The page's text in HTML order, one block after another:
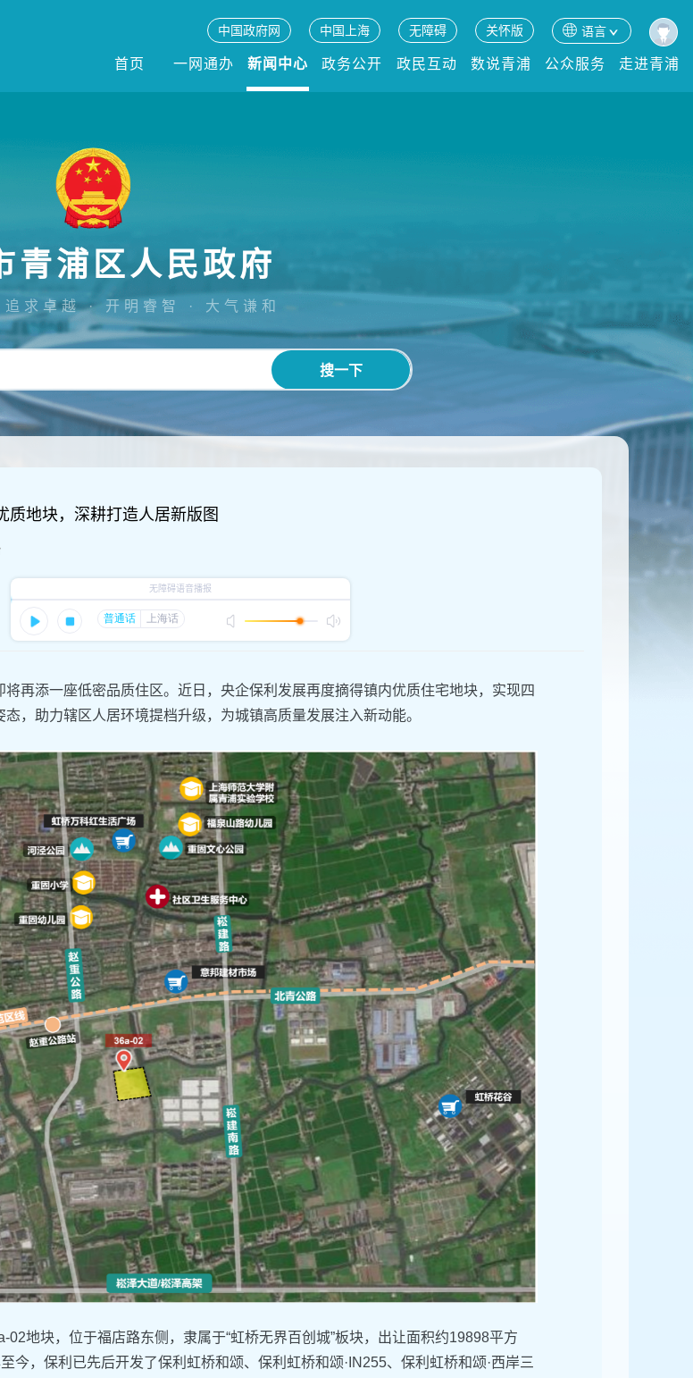
中国政府网 中国上海 无障碍 关怀版 语言
首页 一网通办 新闻中心 政务公开 政民互动 数说青浦 公众服务 走进青浦
青浦区人民政府
求卓越 · 开明睿智 · 大气谦和
搜一下
质地块，深耕打造人居新版图
将再添一座低密品质住区。近日，央企保利发展再度摘得镇内优质住宅地块，实现四
，助力辖区人居环境提档升级，为城镇高质量发展注入新动能。
02地块，位于福店路东侧，隶属于“虹桥无界百创城”板块，出让面积约19898平方
今，保利已先后开发了保利虹桥和颂、保利虹桥和颂·IN255、保利虹桥和颂·西岸三